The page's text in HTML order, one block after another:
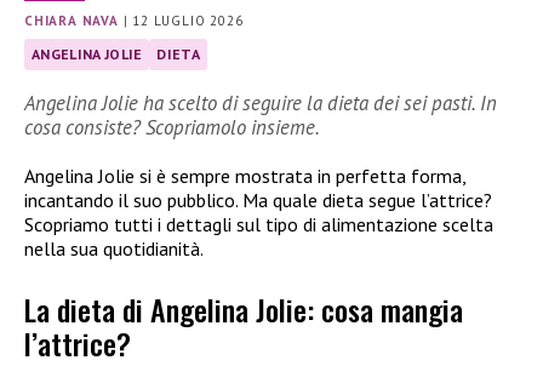
CHIARA NAVA | 12 LUGLIO 2026
ANGELINA JOLIE DIETA
Angelina Jolie ha scelto di seguire la dieta dei sei pasti. In
cosa consiste? Scopriamolo insieme.
Angelina Jolie si è sempre mostrata in perfetta forma,
incantando il suo pubblico. Ma quale dieta segue l’attrice?
Scopriamo tutti i dettagli sul tipo di alimentazione scelta
nella sua quotidianità.
La dieta di Angelina Jolie: cosa mangia
l’attrice?